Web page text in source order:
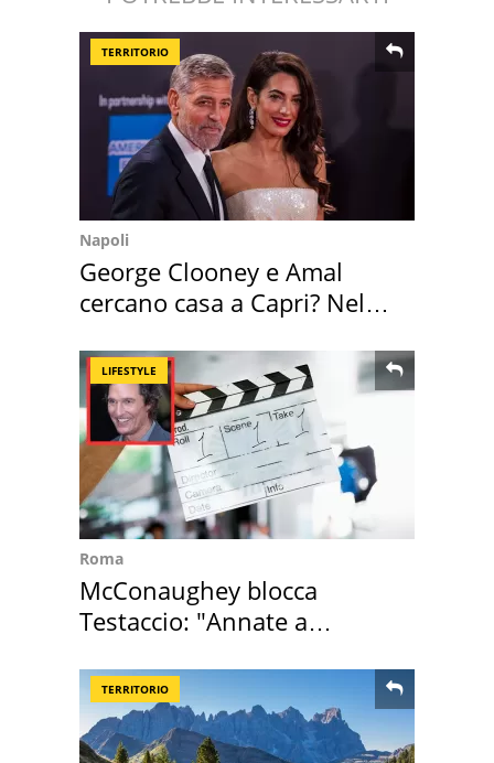
TERRITORIO
Napoli
George Clooney e Amal
cercano casa a Capri? Nel
LIFESTYLE
Roma
McConaughey blocca
Testaccio: "Annate a
TERRITORIO